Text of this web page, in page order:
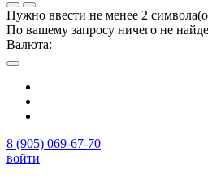
Нужно ввести не менее 2
По вашему запросу ничего не
Валюта:
8 (905) 069-67-70
войти